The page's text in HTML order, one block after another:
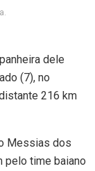
dele
(7), no
216 km
Messias dos
pelo time baiano